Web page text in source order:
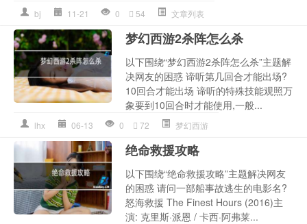
bj 11-21 0 54 文章列表
梦幻西游2杀阵怎么杀
以下围绕“梦幻西游2杀阵怎么杀”主题解
决网友的困惑 谛听第几回合才能出场?
10回合才能出场 谛听的特殊技能观照万
象要到10回合时才能使用,一般...
lhx 06-13 0 72 梦幻西游
绝命救援攻略
以下围绕“绝命救援攻略”主题解决网友
的困惑 请问一部船事故逃生的电影名?
怒海救援 The Finest Hours (2016)主
演: 克里斯·派恩 / 卡西·阿弗莱...